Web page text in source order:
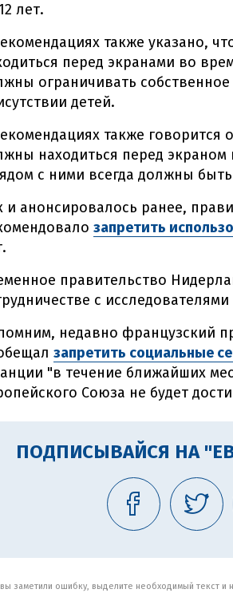
лет.
также указано,
перед экранами во
ограничивать
детей.
также говорится
находиться перед
с ними всегда должны
и анонсировалось ранее,
запретить
правительство
с
недавно французский
запретить социальные
"в течение ближайших
Союза не будет
ПОДПИСЫВАЙСЯ НА
вы заметили ошибку, выделите необходимый текст